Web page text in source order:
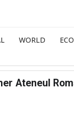
WORLD
Ateneul